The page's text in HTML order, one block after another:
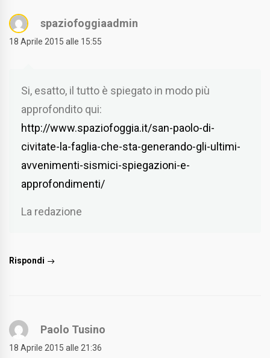
spaziofoggiaadmin
18 Aprile 2015 alle 15:55
Si, esatto, il tutto è spiegato in modo più
approfondito qui:
http://www.spaziofoggia.it/san-paolo-di-
civitate-la-faglia-che-sta-generando-gli-ultimi-
avvenimenti-sismici-spiegazioni-e-
approfondimenti/
La redazione
Rispondi
Paolo Tusino
18 Aprile 2015 alle 21:36